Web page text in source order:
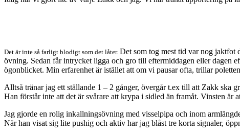
Det är inte så farligt blodigt som det låter. Det som tog mest tid var nog jaktfot
övning. Sedan får intrycket ligga och gro till eftermiddagen eller dagen
ögonblicket. Min erfarenhet är istället att om vi pausar ofta, trillar
Alltså tränar jag ett ställande 1 – 2 gånger, övergår t.ex till att Zakk ska
Han förstår inte att det är svårare att krypa i sidled än framåt. Vinsten
Jag gjorde en rolig inkallningsövning med visselpipa och inom
När han visat sig lite pushig och aktiv har jag blåst tre korta signaler,